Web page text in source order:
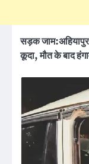
सड़क जाम:
कूदा, मौत के बाद